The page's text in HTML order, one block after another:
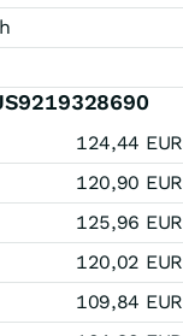
124,44 EUR
120,90 EUR
125,96 EUR
120,02 EUR
109,84 EUR